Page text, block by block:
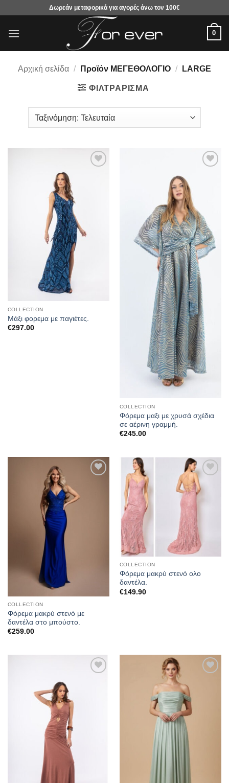
περιεχόμενο
Δωρεάν μεταφορικά για αγορές άνω τον 100€
0
Αρχική σελίδα / Προϊόν ΜΕΓΕΘΟΛΟΓΙΟ / LARGE
ΦΙΛΤΡΆΡΙΣΜΑ
COLLECTION
Μάξι φορεμα με παγιέτες.
€297.00
αγαπημένα
COLLECTION
Φόρεμα μαξι με χρυσά σχέδια
σε αέρινη γραμμή.
€245.00
αγαπημένα
COLLECTION
Φόρεμα μακρύ στενό με
δαντέλα στο μπούστο.
€259.00
Προσθήκη
στα
αγαπημένα
COLLECTION
Φόρεμα μακρύ στενό ολο
δαντέλα.
€149.90
αγαπημένα